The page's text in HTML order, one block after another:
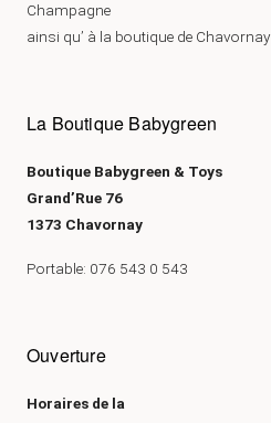
Champagne
ainsi qu’ à la boutique de Chavornay
La Boutique Babygreen
Boutique Babygreen & Toys
Grand’Rue 76
1373 Chavornay
Portable: 076 543 0 543
Ouverture
Horaires de la